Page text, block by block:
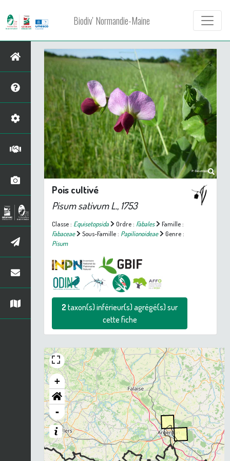
Biodiv' Normandie-Maine
Pois cultivé
Pisum sativumL., 1753
Classe : Equisetopsida Ordre : Fabales
Famille :
Fabaceae
Sous-Famille : Papilionoideae
Genre :
Pisum
2taxon(s) inférieur(s) agrégé(s) sur
cette fiche
+
-